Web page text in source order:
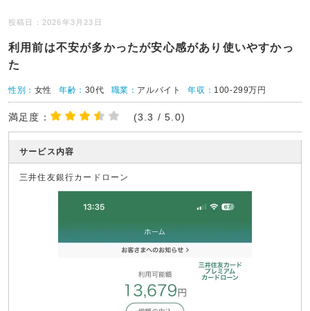
投稿日：2026年3月23日
利用前は不安が多かったが安心感があり使いやすかっ
た
性別： 女性 年齢： 30代 職業： アルバイト 年収： 100-299万円
満足度： (3.3 / 5.0)
サービス内容
三井住友銀行カードローン